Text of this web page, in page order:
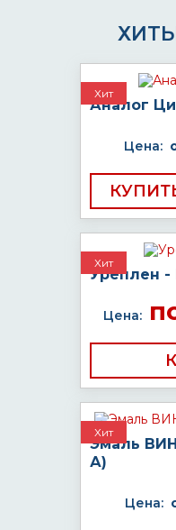
Хит
Аналог
Цена:
Хит
Уреплен
Цена:
Хит
Эмаль
А)
Цена: